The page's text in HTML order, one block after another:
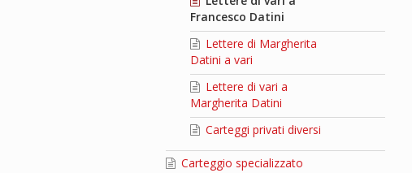
Francesco Datini
Lettere di Margherita
Datini a vari
Lettere di vari a
Margherita Datini
Carteggi privati diversi
Carteggio specializzato